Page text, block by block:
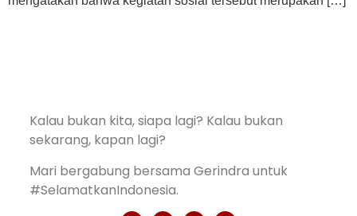
Kalau bukan kita, siapa lagi? Kalau bukan
sekarang, kapan lagi?
Mari bergabung bersama Gerindra untuk
#SelamatkanIndonesia.